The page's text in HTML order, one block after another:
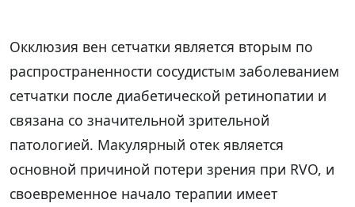
Окклюзия вен сетчатки является вторым по
распространенности сосудистым заболеванием
сетчатки после диабетической ретинопатии и
связана со значительной зрительной
патологией. Макулярный отек является
основной причиной потери зрения при RVO, и
своевременное начало терапии имеет